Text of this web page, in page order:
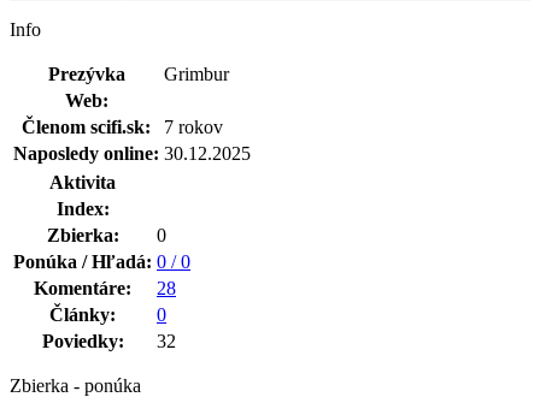
Info
Prezývka
Grimbur
Web:
Členom scifi.sk:
7 rokov
Naposledy online: 30.12.2025
Aktivita
Index:
Zbierka:
0
Ponúka / Hľadá: 0 / 0
Komentáre:
28
Články:
0
Poviedky:
32
Zbierka - ponúka